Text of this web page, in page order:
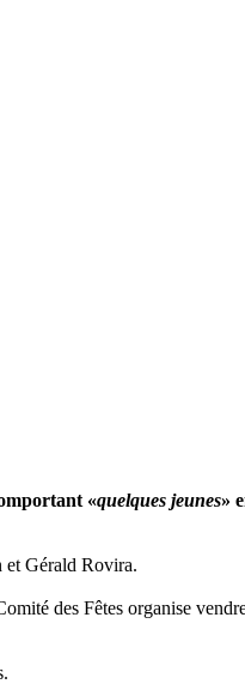
«quelques jeunes»
et Gérald Rovira.
des Fêtes organise